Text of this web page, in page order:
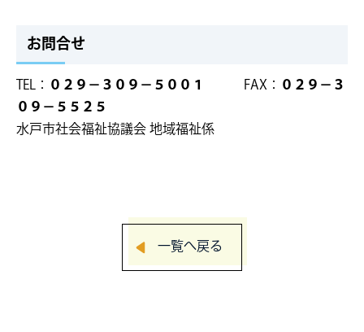
お問合せ
TEL： ０２９－３０９－５００１ FAX： ０２９－３
０９－５５２５
水戸市社会福祉協議会 地域福祉係
一覧へ戻る